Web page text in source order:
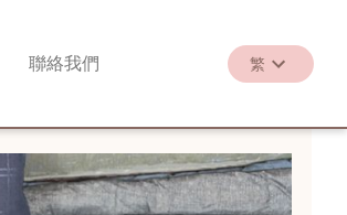
聯絡我們 繁
EN